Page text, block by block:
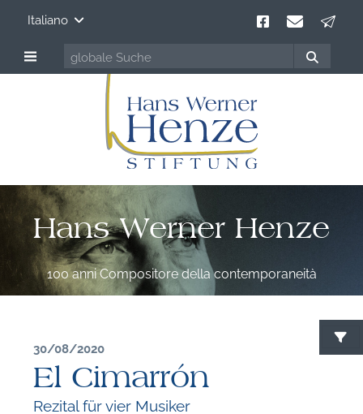
Italiano
Hans Werner Henze
100 anni Compositore della contemporaneità
30/08/2020
El Cimarrón
Rezital für vier Musiker